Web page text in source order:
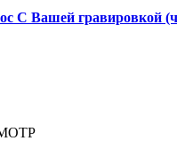
С Вашей гравировкой